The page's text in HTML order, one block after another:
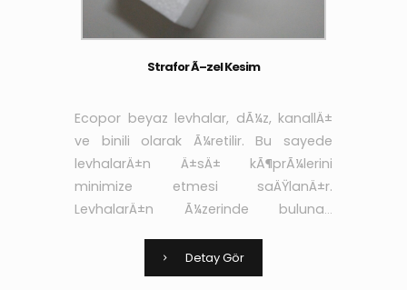
Strafor Ã–zel Kesim
Ecopor beyaz levhalar, dÃ¼z, kanallÄ±
ve binili olarak Ã¼retilir. Bu sayede
levhalarÄ±n Ä±sÄ± kÃ¶prÃ¼lerini
minimize etmesi saÄŸlanÄ±r.
LevhalarÄ±n Ã¼zerinde bulunan
yapÄ±ÅŸtÄ±rÄ±cÄ± ve sÄ±vanÄ±n
aderans niteliÄŸi arttÄ±rÄ±larak yÃ¼k
Detay Gör